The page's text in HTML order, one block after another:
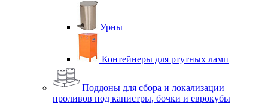
Урны
Контейнеры для ртутных ламп
Поддоны для сбора и локализации
проливов под канистры, бочки и еврокубы